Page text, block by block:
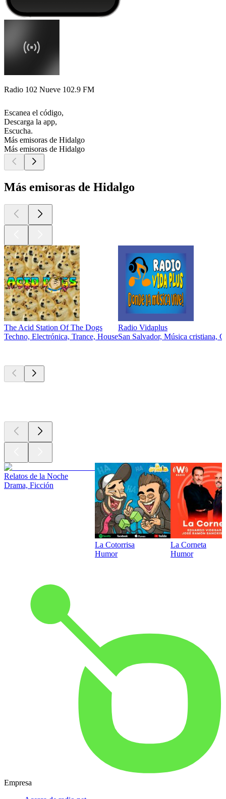
Radio 102 Nueve 102.9 FM
Escanea el código,
Descarga la app,
Escucha.
Más emisoras de Hidalgo
Más emisoras de Hidalgo
Más emisoras de Hidalgo
The Acid Station Of The Dogs
Techno, Electrónica, Trance, House
Radio Vidaplus
San Salvador, Música cristiana,
Relatos de la Noche
Drama, Ficción
La Cotorrisa
Humor
La Corneta
Humor
Empresa